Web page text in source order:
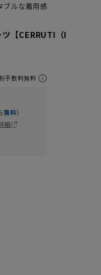
ブルな着用感
【CERRUTI（I
手数料無料
無料）
細